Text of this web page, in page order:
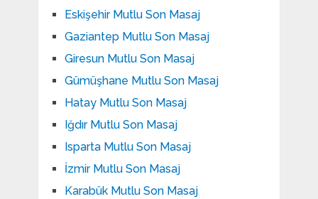
Eskişehir Mutlu Son Masaj
Gaziantep Mutlu Son Masaj
Giresun Mutlu Son Masaj
Gümüşhane Mutlu Son Masaj
Hatay Mutlu Son Masaj
Iğdır Mutlu Son Masaj
Isparta Mutlu Son Masaj
İzmir Mutlu Son Masaj
Karabük Mutlu Son Masaj